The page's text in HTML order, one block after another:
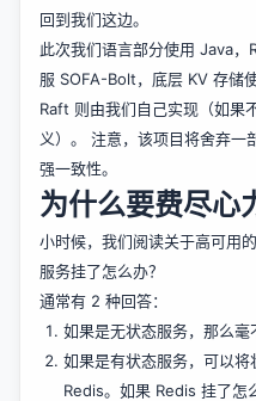
回到我们这边。
此次我们语言部分使用 Java，
服 SOFA-Bolt，底层 KV 存储
Raft 则由我们自己实现（如果
义）。 注意，该项目将舍弃一
强一致性。
为什么要费尽心
小时候，我们阅读关于高可用
服务挂了怎么办？
通常有 2 种回答：
如果是无状态服务，那么毫
如果是有状态服务，可以
Redis。如果 Redis 挂了怎